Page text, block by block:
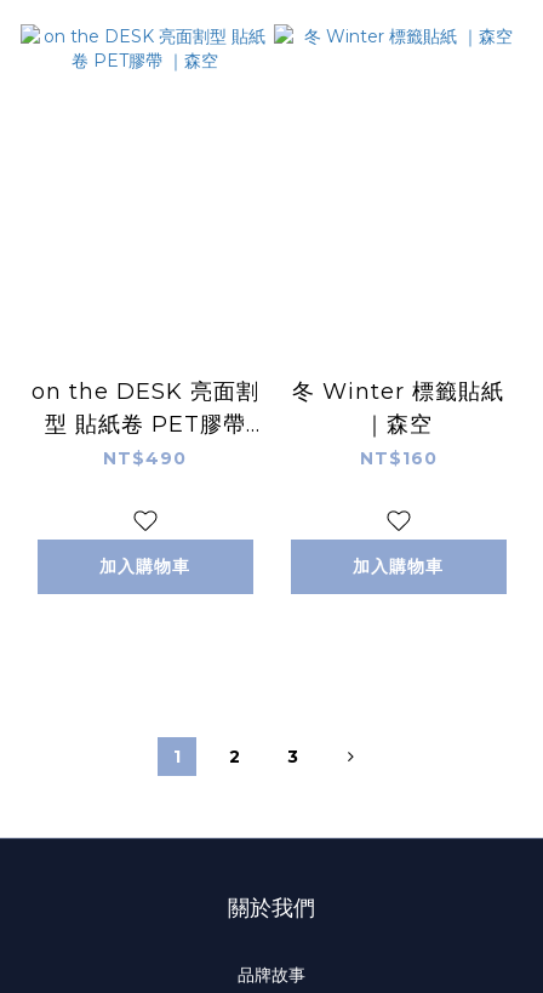
on the DESK 亮面割
型 貼紙卷 PET膠帶
｜森空
NT$490
加入購物車
冬 Winter 標籤貼紙
｜森空
NT$160
加入購物車
1 2 3
關於我們
品牌故事